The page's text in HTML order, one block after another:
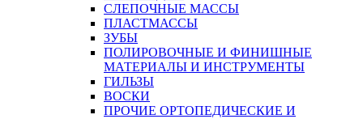
СЛЕПОЧНЫЕ МАССЫ
ПЛАСТМАССЫ
ЗУБЫ
ПОЛИРОВОЧНЫЕ И ФИНИШНЫЕ
МАТЕРИАЛЫ И ИНСТРУМЕНТЫ
ГИЛЬЗЫ
ВОСКИ
ПРОЧИЕ ОРТОПЕДИЧЕСКИЕ И